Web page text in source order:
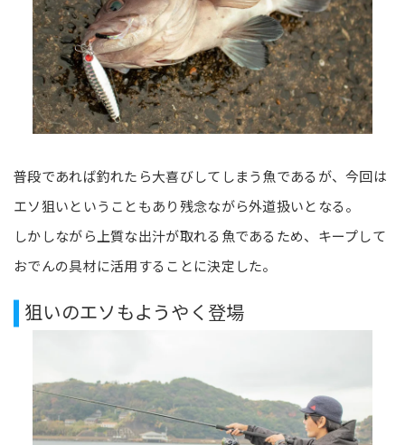
普段であれば釣れたら大喜びしてしまう魚であるが、今回は
エソ狙いということもあり残念ながら外道扱いとなる。
しかしながら上質な出汁が取れる魚であるため、キープして
おでんの具材に活用することに決定した。
狙いのエソもようやく登場